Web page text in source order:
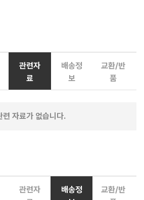
관련자
료
배송정
보
교환/반
품
련 자료가 없습니다.
관련자
배송정
교환/반